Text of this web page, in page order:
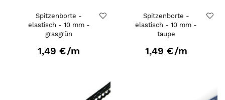
Spitzenborte -
elastisch - 10 mm -
grasgrün
1,49 €/m
Spitzenborte -
elastisch - 10 mm -
taupe
1,49 €/m